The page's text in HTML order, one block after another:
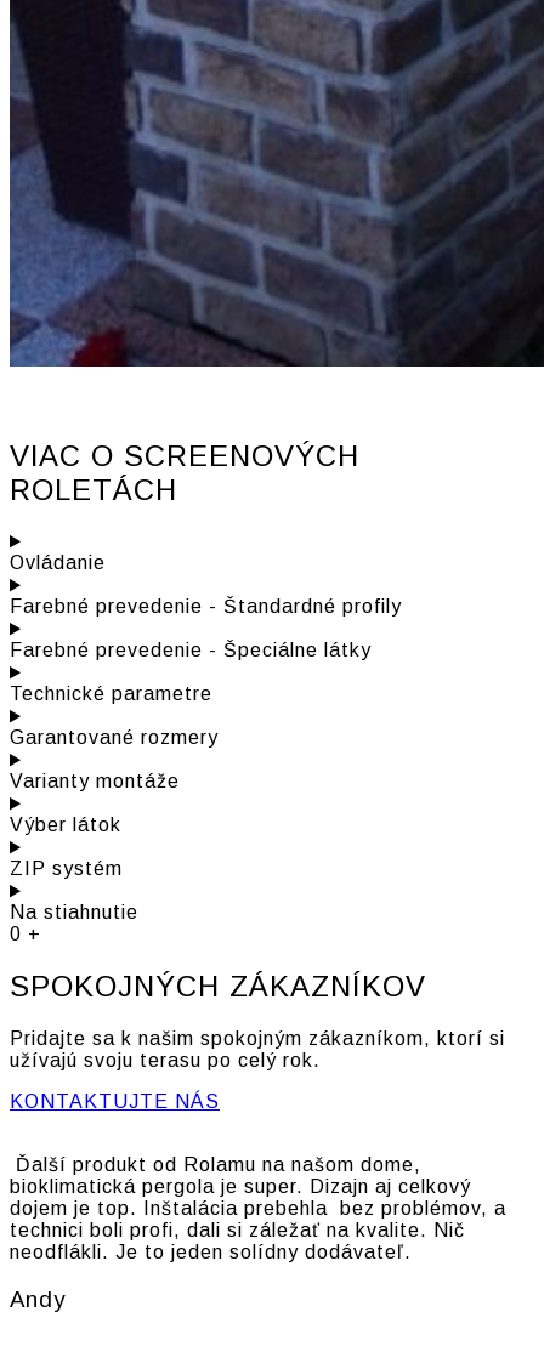
VIAC O SCREENOVÝCH
ROLETÁCH
Ovládanie
Farebné prevedenie - Štandardné profily
Farebné prevedenie - Špeciálne látky
Technické parametre
Garantované rozmery
Varianty montáže
Výber látok
ZIP systém
Na stiahnutie
0 +
SPOKOJNÝCH ZÁKAZNÍKOV
Pridajte sa k našim spokojným zákazníkom, ktorí si
užívajú svoju terasu po celý rok.
KONTAKTUJTE NÁS
Ďalší produkt od Rolamu na našom dome,
bioklimatická pergola je super. Dizajn aj celkový
dojem je top. Inštalácia prebehla bez problémov, a
technici boli profi, dali si záležať na kvalite. Nič
neodflákli. Je to jeden solídny dodávateľ.
Andy